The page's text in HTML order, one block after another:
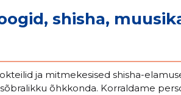
shisha,
ja mitmekesised shisha-
õhkkonda. Korraldame